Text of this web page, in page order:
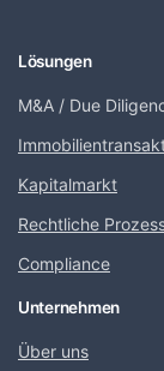
Lösungen
M&A / Due
Kapitalmarkt
Rechtliche
Compliance
Unternehmen
Über uns